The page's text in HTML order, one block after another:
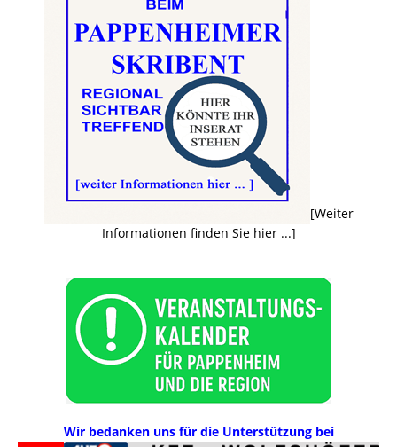
[Weiter
Informationen finden Sie hier ...]
Wir bedanken uns für die Unterstützung bei